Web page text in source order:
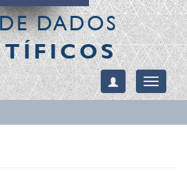
DADOS
Toggle